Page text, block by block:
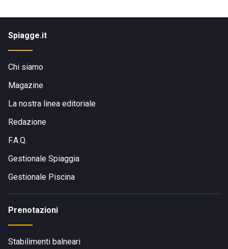
Spiagge.it
Chi siamo
Magazine
La nostra linea editoriale
Redazione
F.A.Q.
Gestionale Spiaggia
Gestionale Piscina
Prenotazioni
Stabilimenti balneari